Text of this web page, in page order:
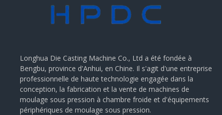
Longhua Die Casting Machine Co., Ltd a été fondée à
Bengbu, province d'Anhui, en Chine. Il s'agit d'une entreprise
professionnelle de haute technologie engagée dans la
conception, la fabrication et la vente de machines de
moulage sous pression à chambre froide et d'équipements
périphériques de moulage sous pression.